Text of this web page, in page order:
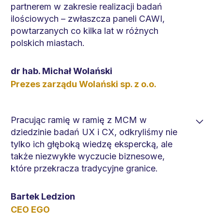
dobrze oceniam kompetencje MCM w
projektach cyfrowych w ramach testowania
styku technologii i użytkowników (usability, UX,
CX). Sprawdzony partner przy product czy
partnerem w zakresie realizacji badań
ilościowych – zwłaszcza paneli CAWI,
powtarzanych co kilka lat w różnych
polskich miastach.
Uzyskiwane dane są wysokiej jakości – różnice
pomiędzy kolejnymi latami są logicznie
wyników.
dr hab. Michał Wolański
Prezes zarządu Wolański sp. z o.o.
Pracując ramię w ramię z MCM w
dziedzinie badań UX i CX, odkryliśmy nie
tylko ich głęboką wiedzę ekspercką, ale
także niezwykłe wyczucie biznesowe,
które przekracza tradycyjne granice.
Ich zdolność do łączenia naukowych metod
badawczych z błyskotliwym zrozumieniem
Bartek Ledzion
CEO EGO